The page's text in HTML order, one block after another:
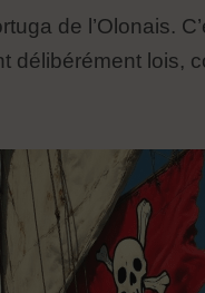
de l’Olonais.
délibérément lois,